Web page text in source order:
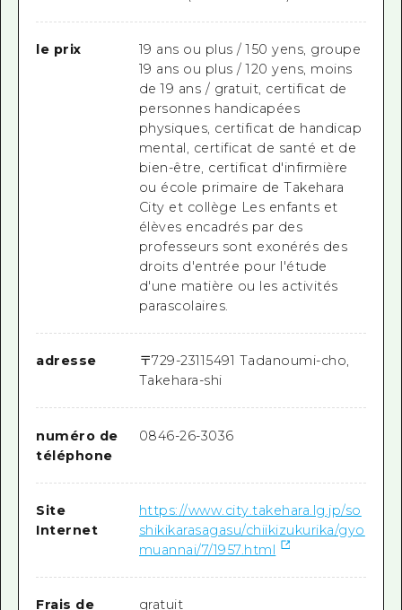
le prix
19 ans ou plus / 150 yens, groupe
19 ans ou plus / 120 yens, moins
de 19 ans / gratuit, certificat de
personnes handicapées
physiques, certificat de handicap
mental, certificat de santé et de
bien-être, certificat d'infirmière
ou école primaire de Takehara
City et collège Les enfants et
élèves encadrés par des
professeurs sont exonérés des
droits d'entrée pour l'étude
d'une matière ou les activités
parascolaires.
adresse 〒729-23115491 Tadanoumi-cho,
Takehara-shi
numéro de
téléphone
0846-26-3036
Site
Internet
https://www.city.takehara.lg.jp/so
shikikarasagasu/chiikizukurika/gyo
muannai/7/1957.html
Frais de gratuit